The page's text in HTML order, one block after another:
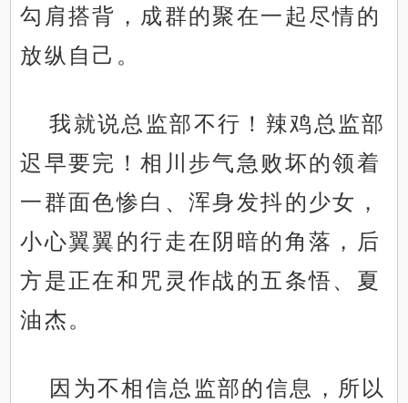
勾肩搭背，成群的聚在一起尽情的
放纵自己。
我就说总监部不行！辣鸡总监部
迟早要完！相川步气急败坏的领着
一群面色惨白、浑身发抖的少女，
小心翼翼的行走在阴暗的角落，后
方是正在和咒灵作战的五条悟、夏
油杰。
因为不相信总监部的信息，所以